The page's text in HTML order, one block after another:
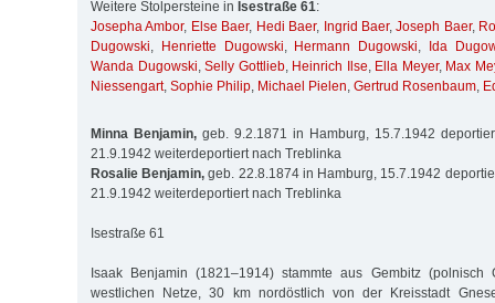
Weitere Stolpersteine in Isestraße 61:
Josepha Ambor, Else Baer, Hedi Baer, Ingrid Baer,Joseph Baer,
Dugowski, Henriette Dugowski, Hermann Dugowski,
Ida
Wanda Dugowski, Selly Gottlieb, Heinrich Ilse, Ella Meyer, Max
Niessengart, Sophie Philip, Michael Pielen, Gertrud Rosenbaum,
Minna Benjamin, geb. 9.2.1871 in Hamburg, 15.7.1942
21.9.1942 weiterdeportiert nach Treblinka
Rosalie Benjamin, geb. 22.8.1874 in Hamburg, 15.7.1942
21.9.1942 weiterdeportiert nach Treblinka
Isestraße 61
Isaak Benjamin (1821–1914) stammte aus Gembitz (polnisch
westlichen Netze, 30 km nordöstlich von der Kreisstadt